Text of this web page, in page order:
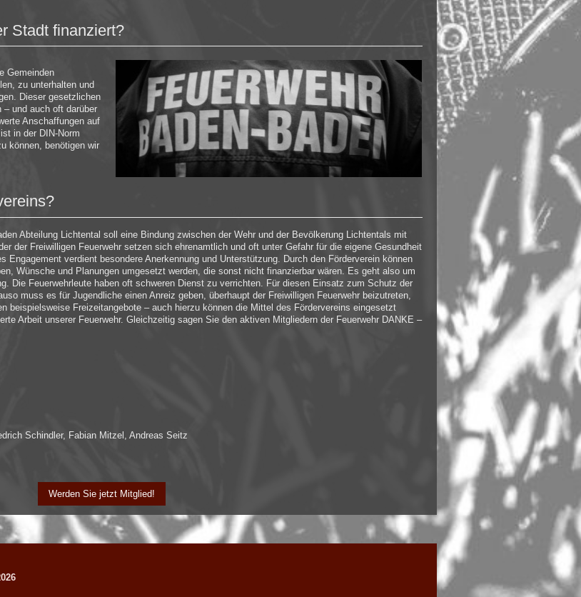
Stadt finanziert?
Gemeinden
zu unterhalten und
Dieser gesetzlichen
– und auch oft darüber
Anschaffungen auf
in der DIN-Norm
können, benötigen wir
Abteilung Lichtental soll eine Bindung zwischen der Wehr und der Bevölkerung Lichtentals mit
der Freiwilligen Feuerwehr setzen sich ehrenamtlich und oft unter Gefahr für die eigene Gesundheit
verdient besondere Anerkennung und Unterstützung. Durch den Förderverein können
Wünsche und Planungen umgesetzt werden, die sonst nicht finanzierbar wären. Es geht also um
Die Feuerwehrleute haben oft schweren Dienst zu verrichten. Für diesen Einsatz zum Schutz der
muss es für Jugendliche einen Anreiz geben, überhaupt der Freiwilligen Feuerwehr beizutreten,
beispielsweise Freizeitangebote – auch hierzu können die Mittel des Fördervereins eingesetzt
Arbeit unserer Feuerwehr. Gleichzeitig sagen Sie den aktiven Mitgliedern der Feuerwehr DANKE –
Schindler, Fabian Mitzel, Andreas Seitz
Werden Sie jetzt Mitglied!